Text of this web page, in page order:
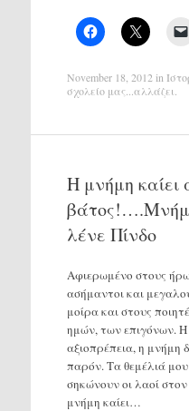
November 18, 2012 in
σχολείο μας...αλλάζει
Η μνήμη καίει
λένε Πίνδο
Αφιερωμένο στους
ασήμαντοι και
μοίρα και στους
ημών, των επιγόνων. Η
αξιοπρέπεια, η μνήμη
παρόν. Τα θεμέλιά
σηκώνουν οι λαοί
μνήμη καίει…